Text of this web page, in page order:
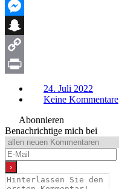
WhatsApp
Messenger
Snapchat
Copy
24. Juli 2022
Keine Kommentare
Abonnieren
Benachrichtige mich bei